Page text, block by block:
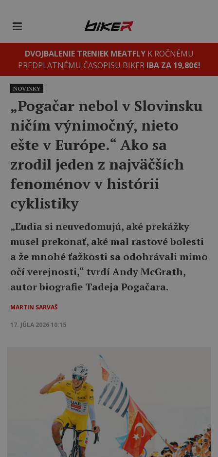
DVOJBALENIE TRENIEK MEATFLYK ROČNÉMU
PREDPLATNÉMU ČASOPISU BIKER IBA ZA 19,80€!
NOVINKY
„Pogačar nebol v Slovinsku
ničím výnimočný, nieto
ešte v Európe.“ Ako sa
zrodil jeden z najväčších
fenoménov v histórii
cyklistiky
„Ľudia si neuvedomujú, aké prekážky
musel prekonať, aké mal rastové bolesti
a že mnohé ťažkosti sa odohrávali mimo
očí verejnosti,“ tvrdí Andy McGrath,
autor biografie Tadeja Pogačara.
MARTIN SARVAŠ
17. JÚLA 2026 10:15